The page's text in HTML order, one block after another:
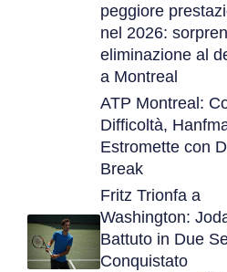
peggiore
nel 2026:
eliminazione al
a Montreal
ATP Montreal:
Difficoltà,
Estromette con
Break
Fritz Trionfa a
Washington:
Battuto in Due
Conquistato